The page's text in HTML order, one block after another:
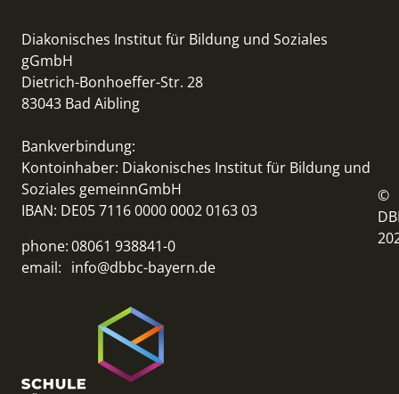
Diakonisches Institut für Bildung und Soziales
gGmbH
Dietrich-Bonhoeffer-Str. 28
83043 Bad Aibling
Bankverbindung:
Kontoinhaber: Diakonisches Institut für Bildung und
Soziales gemeinnGmbH
IBAN: DE05 7116 0000 0002 0163 03
phone:08061 938841-0
email: info@dbbc-bayern.de
©